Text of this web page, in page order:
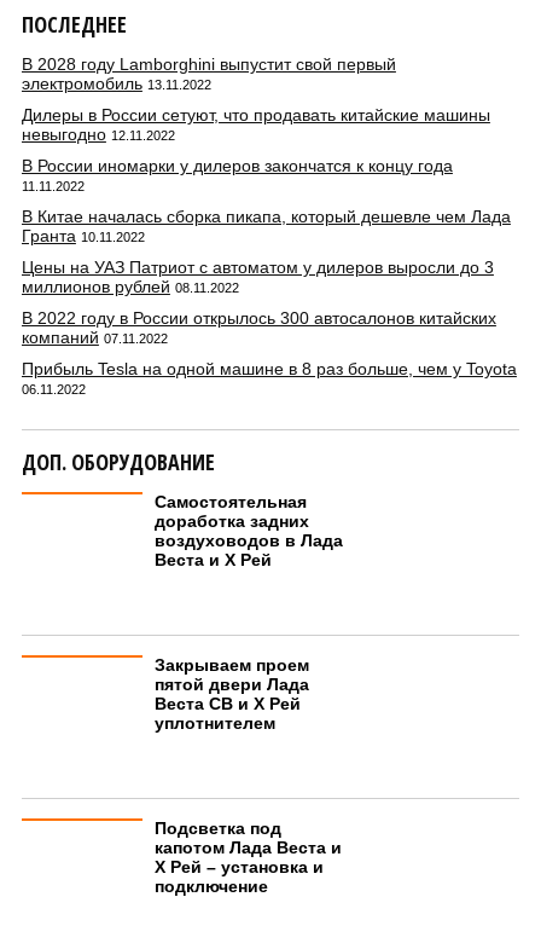
ПОСЛЕДНЕЕ
В 2028 году Lamborghini выпустит свой первый
электромобиль 13.11.2022
Дилеры в России сетуют, что продавать китайские машины
невыгодно 12.11.2022
В России иномарки у дилеров закончатся к концу года
11.11.2022
В Китае началась сборка пикапа, который дешевле чем Лада
Гранта 10.11.2022
Цены на УАЗ Патриот с автоматом у дилеров выросли до 3
миллионов рублей 08.11.2022
В 2022 году в России открылось 300 автосалонов китайских
компаний 07.11.2022
Прибыль Tesla на одной машине в 8 раз больше, чем у Toyota
06.11.2022
ДОП. ОБОРУДОВАНИЕ
Самостоятельная
доработка задних
воздуховодов в Лада
Веста и Х Рей
Закрываем проем
пятой двери Лада
Веста СВ и Х Рей
уплотнителем
Подсветка под
капотом Лада Веста и
Х Рей – установка и
подключение